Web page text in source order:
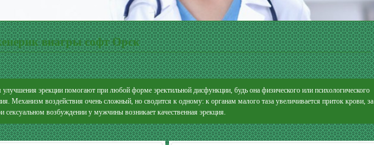
виагры софт Орск
улучшения эрекции помогают при любой форме эректильной дисфункции, будь она физического или психологического
Механизм воздействия очень сложный, но сводится к одному: к органам малого таза увеличивается приток крови, за
сексуальном возбуждении у мужчины возникает качественная эрекция.